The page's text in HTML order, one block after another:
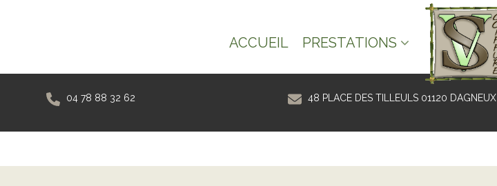
ACCUEIL PRESTATIONS
04 78 88 32 62 48 PLACE DES TILLEULS 01120 DAGNEUX